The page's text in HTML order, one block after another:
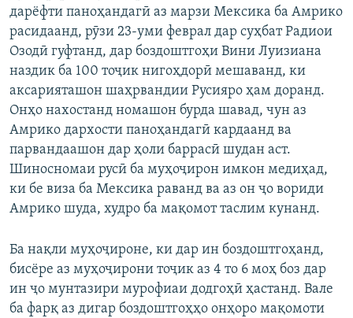
дарёфти паноҳандагӣ аз марзи Мексика ба Амрико
расидаанд, рӯзи 23-уми феврал дар суҳбат Радиои
Озодӣ гуфтанд, дар боздоштгоҳи Вини Луизиана
наздик ба 100 тоҷик нигоҳдорӣ мешаванд, ки
аксарияташон шаҳрвандии Русияро ҳам доранд.
Онҳо нахостанд номашон бурда шавад, чун аз
Амрико дархости паноҳандагӣ кардаанд ва
парвандаашон дар ҳоли баррасӣ шудан аст.
Шиносномаи русӣ ба муҳоҷирон имкон медиҳад,
ки бе виза ба Мексика раванд ва аз он ҷо вориди
Амрико шуда, худро ба мақомот таслим кунанд.
Ба нақли муҳоҷироне, ки дар ин боздоштгоҳанд,
бисёре аз муҳоҷирони тоҷик аз 4 то 6 моҳ боз дар
ин ҷо мунтазири мурофиаи додгоҳӣ ҳастанд. Вале
ба фарқ аз дигар боздоштгоҳҳо онҳоро мақомоти